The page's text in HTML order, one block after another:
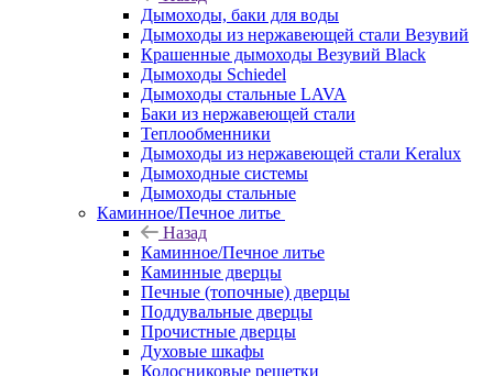
Дымоходы, баки для воды
Дымоходы из нержавеющей стали Везувий
Крашенные дымоходы Везувий Black
Дымоходы Schiedel
Дымоходы стальные LAVA
Баки из нержавеющей стали
Теплообменники
Дымоходы из нержавеющей стали Keralux
Дымоходные системы
Дымоходы стальные
Каминное/Печное литье
Назад
Каминное/Печное литье
Каминные дверцы
Печные (топочные) дверцы
Поддувальные дверцы
Прочистные дверцы
Духовые шкафы
Колосниковые решетки